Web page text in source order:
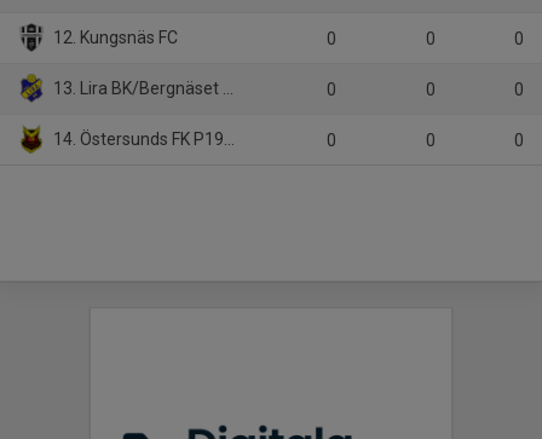
12. Kungsnäs FC 0 0 0
13. Lira BK/Bergnäset AIK 0 0 0
14. Östersunds FK P19 2025 0 0 0